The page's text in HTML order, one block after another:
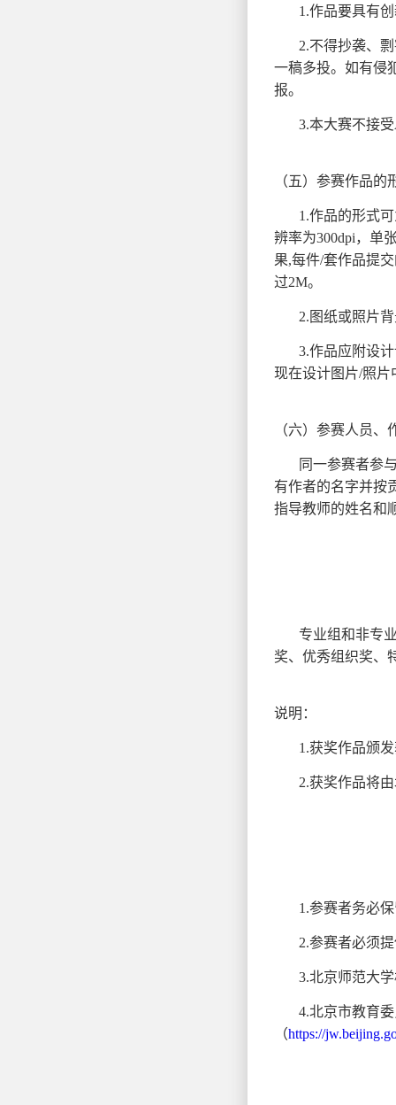
1.作品要具有
2.不得抄袭、
一稿多投。如有侵
报。
3.本大赛不接
（五）参赛作品的
1.作品的形式
辨率为300dpi，单
果,每件/套作品提
过2M。
2.图纸或照片
3.作品应附设
现在设计图片/照片
（六）参赛人员、
同一参赛者参
有作者的名字并按
指导教师的姓名和
专业组和非专
奖、优秀组织奖、
说明：
1.获奖作品颁
2.获奖作品将
1.参赛者务必
2.参赛者必须
3.北京师范大
4.北京市教育
（https://